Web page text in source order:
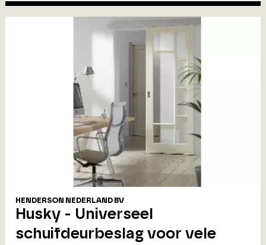
HENDERSON NEDERLAND BV
Husky - Universeel
schuifdeurbeslag voor vele